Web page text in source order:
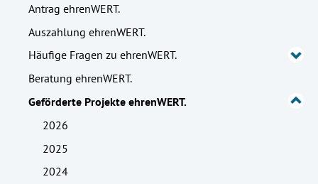
Antrag ehrenWERT.
Auszahlung ehrenWERT.
Häufige Fragen zu ehrenWERT.
Beratung ehrenWERT.
Geförderte Projekte ehrenWERT.
2026
2025
2024